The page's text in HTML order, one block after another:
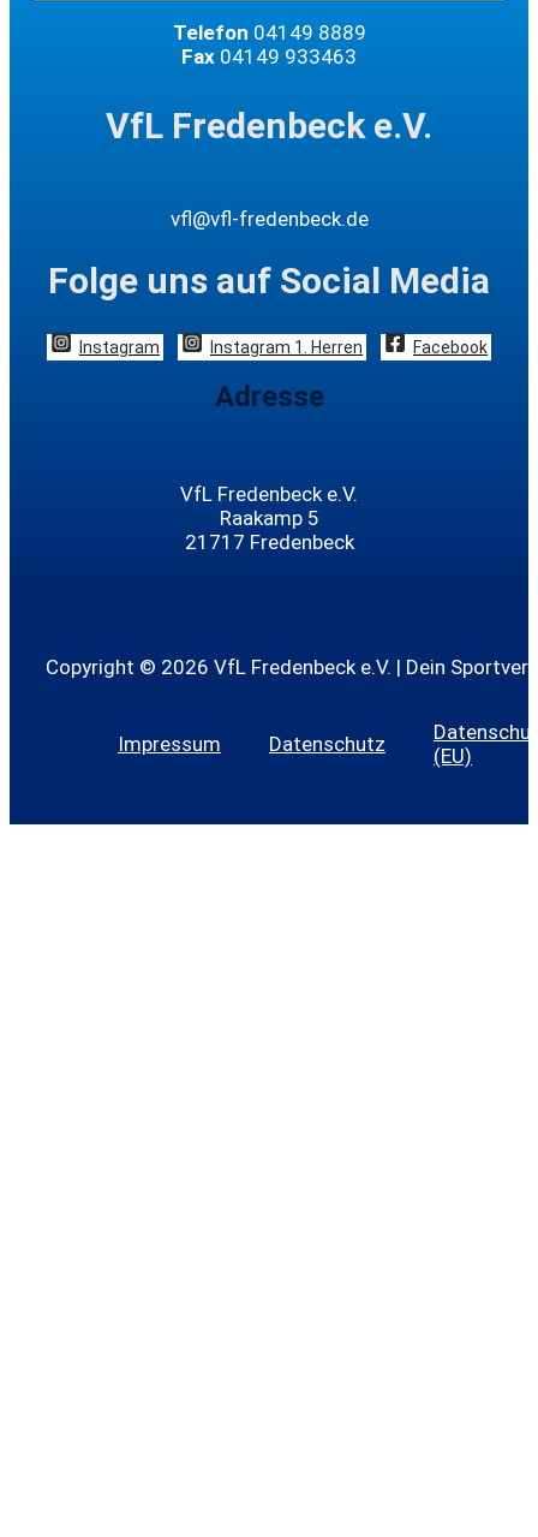
Telefon 04149 8889
Fax 04149 933463
VfL Fredenbeck e.V.
vfl@vfl-fredenbeck.de
Folge uns auf Social Media
Instagram Instagram 1. Herren Facebook
Adresse
VfL Fredenbeck e.V.
Raakamp 5
21717 Fredenbeck
Copyright © 2026 VfL Fredenbeck e.V. | Dein
Impressum Datenschutz
(EU)